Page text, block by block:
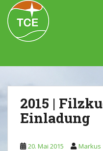
Skip to main content
2015 |
Einladung
20. Mai 2015 Markus